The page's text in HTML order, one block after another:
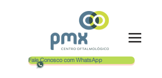
Fale Conosco com WhatsApp